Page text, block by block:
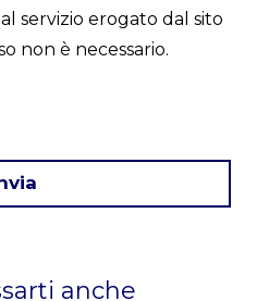
servizio erogato dal sito
non è necessario.
anche